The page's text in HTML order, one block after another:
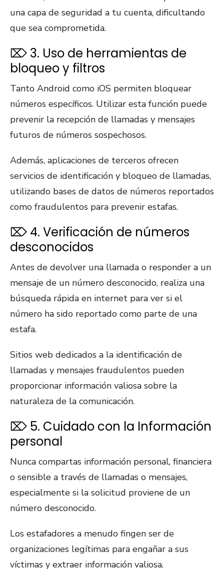
una capa de seguridad a tu cuenta, dificultando
que sea comprometida.
⌦ 3. Uso de herramientas de
bloqueo y filtros
Tanto Android como iOS permiten bloquear
números específicos. Utilizar esta función puede
prevenir la recepción de llamadas y mensajes
futuros de números sospechosos.
Además, aplicaciones de terceros ofrecen
servicios de identificación y bloqueo de llamadas,
utilizando bases de datos de números reportados
como fraudulentos para prevenir estafas.
⌦ 4. Verificación de números
desconocidos
Antes de devolver una llamada o responder a un
mensaje de un número desconocido, realiza una
búsqueda rápida en internet para ver si el
número ha sido reportado como parte de una
estafa.
Sitios web dedicados a la identificación de
llamadas y mensajes fraudulentos pueden
proporcionar información valiosa sobre la
naturaleza de la comunicación.
⌦ 5. Cuidado con la Información
personal
Nunca compartas información personal, financiera
o sensible a través de llamadas o mensajes,
especialmente si la solicitud proviene de un
número desconocido.
Los estafadores a menudo fingen ser de
organizaciones legítimas para engañar a sus
víctimas y extraer información valiosa.